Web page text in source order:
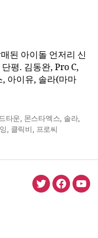
10
월
하
된 아이돌 언저리 신
평. 김동완, Pro C,
아이유, 솔라(마마
타운, 몬스타엑스, 솔라,
, 클릭비, 프로씨
twitter